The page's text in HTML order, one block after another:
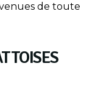
de toute